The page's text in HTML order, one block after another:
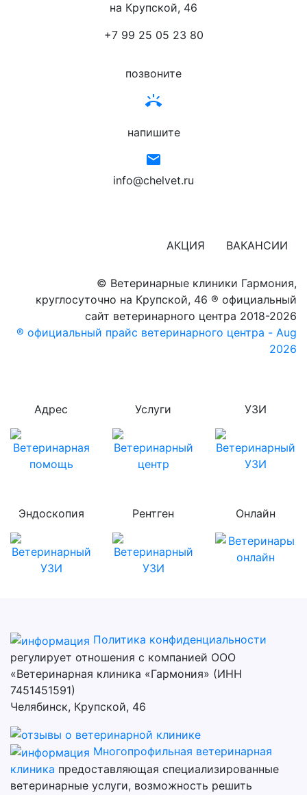
на Крупской, 46
+7 99 25 05 23 80
позвоните
ring_volume
напишите
email
info@chelvet.ru
АКЦИЯ ВАКАНСИИ
© Ветеринарные клиники Гармония,
круглосуточно на Крупской, 46 ® официальный
сайт ветеринарного центра 2018-2026
® официальный прайс ветеринарного центра - Aug
2026
Адрес Услуги УЗИ
Эндоскопия Рентген Онлайн
Политика конфиденциальности
регулирует отношения с компанией ООО
«Ветеринарная клиника «Гармония» (ИНН
7451451591)
Челябинск, Крупской, 46
Многопрофильная ветеринарная
клиника предоставляющая специализированные
ветеринарные услуги, возможность решить